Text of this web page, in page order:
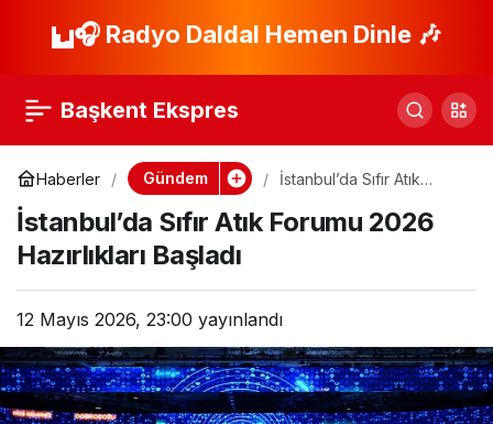
🎧 Radyo Daldal Hemen Dinle 🎶
Başkent Ekspres
Haberler Gündem
İstanbul’da Sıfır Atık
Başladı
İstanbul’da Sıfır Atık Forumu 2026
Hazırlıkları Başladı
12 Mayıs 2026, 23:00 yayınlandı
İran’da 4,6
Deprem Meydana
Geldi!
Paylaş